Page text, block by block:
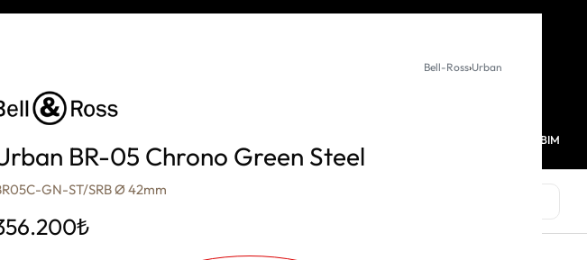
HESABIM
Bell-Ross›Urban
BR-05 Chrono Green Steel
GN-ST/SRB Ø 42mm
₺